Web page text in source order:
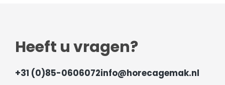
Heeft u vragen?
+31 (0)85-0606072info@horecagemak.nl